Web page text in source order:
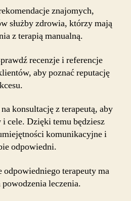
znajomych,
służby zdrowia, którzy mają
z terapią manualną.
recenzje i referencje
aby poznać reputację
konsultację z terapeutą, aby
cele. Dzięki temu będziesz
komunikacyjne i
odpowiedni.
odpowiedniego terapeuty ma
leczenia.